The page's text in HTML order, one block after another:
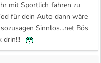
mit Sportlich fahren zu
für dein Auto dann wäre
Sinnlos...net Bös
drin!!!